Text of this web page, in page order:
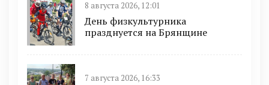
8 августа 2026, 12:01
День физкультурника
празднуется на Брянщине
7 августа 2026, 16:33